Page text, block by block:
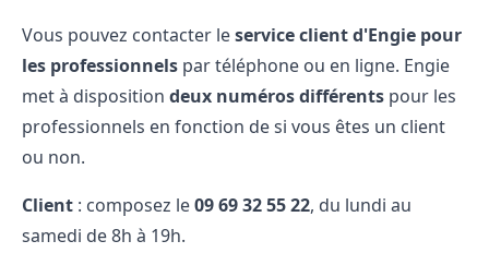
Vous pouvez contacter leservice client d'Engie pour
les professionnels par téléphone ou en ligne. Engie
met à disposition deux numéros différents pour les
professionnels en fonction de si vous êtes un client
ou non.
Client : composez le09​ 69​ 32​ 55​ 22, du lundi au
samedi de 8h à 19h.